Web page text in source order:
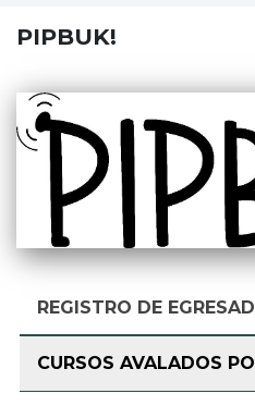
PIPBUK!
REGISTRO DE
CURSOS AVALADOS